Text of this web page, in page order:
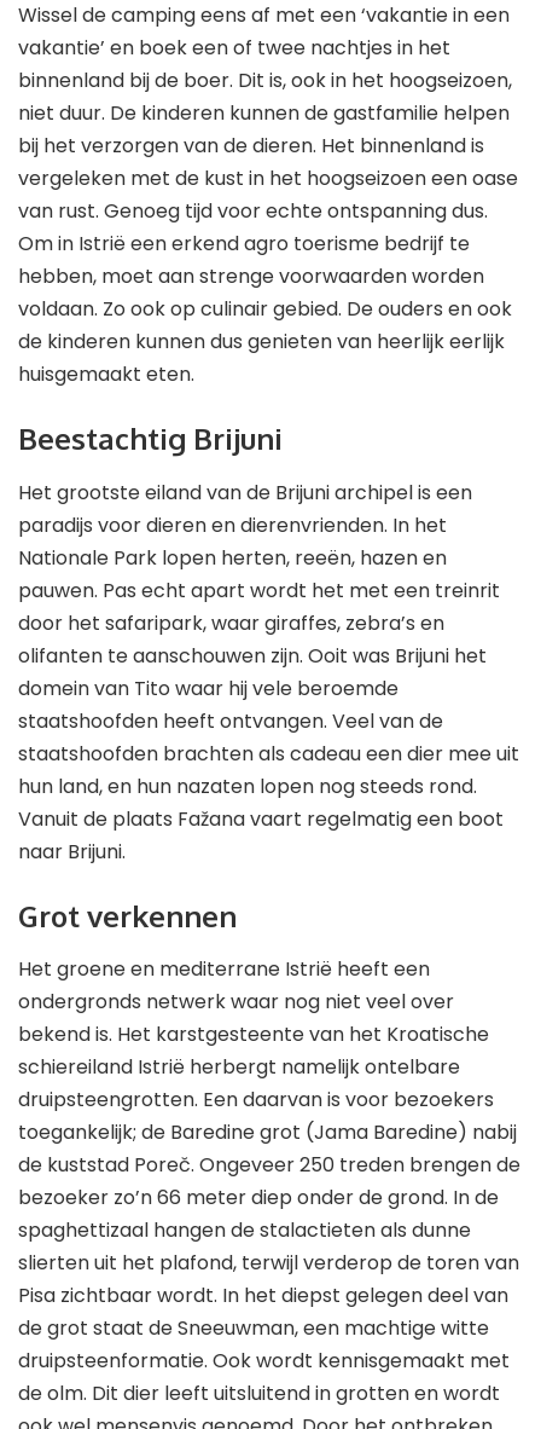
Wissel de camping eens af met een ‘vakantie in een
vakantie’ en boek een of twee nachtjes in het
binnenland bij de boer. Dit is, ook in het hoogseizoen,
niet duur. De kinderen kunnen de gastfamilie helpen
bij het verzorgen van de dieren. Het binnenland is
vergeleken met de kust in het hoogseizoen een oase
van rust. Genoeg tijd voor echte ontspanning dus.
Om in Istrië een erkend agro toerisme bedrijf te
hebben, moet aan strenge voorwaarden worden
voldaan. Zo ook op culinair gebied. De ouders en ook
de kinderen kunnen dus genieten van heerlijk eerlijk
huisgemaakt eten.
Beestachtig Brijuni
Het grootste eiland van de Brijuni archipel is een
paradijs voor dieren en dierenvrienden. In het
Nationale Park lopen herten, reeën, hazen en
pauwen. Pas echt apart wordt het met een treinrit
door het safaripark, waar giraffes, zebra’s en
olifanten te aanschouwen zijn. Ooit was Brijuni het
domein van Tito waar hij vele beroemde
staatshoofden heeft ontvangen. Veel van de
staatshoofden brachten als cadeau een dier mee uit
hun land, en hun nazaten lopen nog steeds rond.
Vanuit de plaats Fažana vaart regelmatig een boot
naar Brijuni.
Grot verkennen
Het groene en mediterrane Istrië heeft een
ondergronds netwerk waar nog niet veel over
bekend is. Het karstgesteente van het Kroatische
schiereiland Istrië herbergt namelijk ontelbare
druipsteengrotten. Een daarvan is voor bezoekers
toegankelijk; de Baredine grot (Jama Baredine) nabij
de kuststad Poreč. Ongeveer 250 treden brengen de
bezoeker zo’n 66 meter diep onder de grond. In de
spaghettizaal hangen de stalactieten als dunne
slierten uit het plafond, terwijl verderop de toren van
Pisa zichtbaar wordt. In het diepst gelegen deel van
de grot staat de Sneeuwman, een machtige witte
druipsteenformatie. Ook wordt kennisgemaakt met
de olm. Dit dier leeft uitsluitend in grotten en wordt